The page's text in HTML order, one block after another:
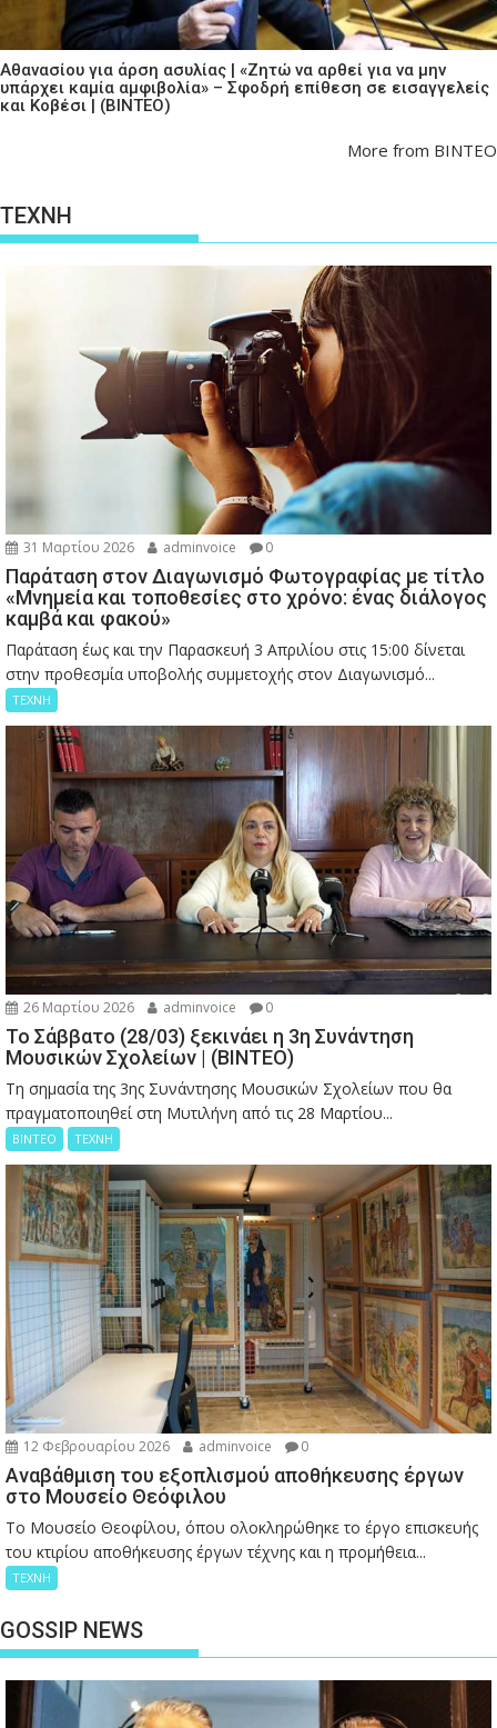
Αθανασίου για άρση ασυλίας | «Ζητώ να αρθεί για να μην
υπάρχει καμία αμφιβολία» – Σφοδρή επίθεση σε εισαγγελείς
και Κοβέσι | (ΒΙΝΤΕΟ)
More from ΒΙΝΤΕΟ
ΤΕΧΝΗ
31 Μαρτίου 2026 adminvoice 0
Παράταση στον Διαγωνισμό Φωτογραφίας με τίτλο
«Μνημεία και τοποθεσίες στο χρόνο: ένας διάλογος
καμβά και φακού»
Παράταση έως και την Παρασκευή 3 Απριλίου στις 15:00 δίνεται
στην προθεσμία υποβολής συμμετοχής στον Διαγωνισμό...
ΤΕΧΝΗ
26 Μαρτίου 2026 adminvoice 0
Το Σάββατο (28/03) ξεκινάει η 3η Συνάντηση
Μουσικών Σχολείων | (ΒΙΝΤΕΟ)
Τη σημασία της 3ης Συνάντησης Μουσικών Σχολείων που θα
πραγματοποιηθεί στη Μυτιλήνη από τις 28 Μαρτίου...
ΒΙΝΤΕΟ ΤΕΧΝΗ
12 Φεβρουαρίου 2026 adminvoice 0
Αναβάθμιση του εξοπλισμού αποθήκευσης έργων
στο Μουσείο Θεόφιλου
Το Μουσείο Θεοφίλου, όπου ολοκληρώθηκε το έργο επισκευής
του κτιρίου αποθήκευσης έργων τέχνης και η προμήθεια...
ΤΕΧΝΗ
GOSSIP NEWS